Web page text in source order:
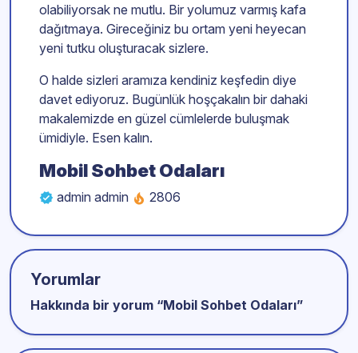
olabiliyorsak ne mutlu. Bir yolumuz varmış kafa
dağıtmaya. Gireceğiniz bu ortam yeni heyecan
yeni tutku oluşturacak sizlere.
O halde sizleri aramıza kendiniz keşfedin diye
davet ediyoruz. Bugünlük hoşçakalın bir dahaki
makalemizde en güzel cümlelerde buluşmak
ümidiyle. Esen kalın.
Mobil Sohbet Odaları
admin admin 2806
Yorumlar
Hakkında bir yorum “Mobil Sohbet Odaları”